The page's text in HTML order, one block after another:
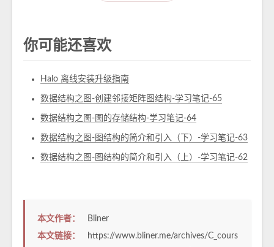
你可能还喜欢
Halo 离线安装升级指南
数据结构之图-创建邻接矩阵图结构-学习笔记-65
数据结构之图-图的存储结构-学习笔记-64
数据结构之图-图结构的简介和引入（下）-学习笔记-63
数据结构之图-图结构的简介和引入（上）-学习笔记-62
本文作者：
Bliner
本文链接：
https://www.bliner.me/archives/C_cours